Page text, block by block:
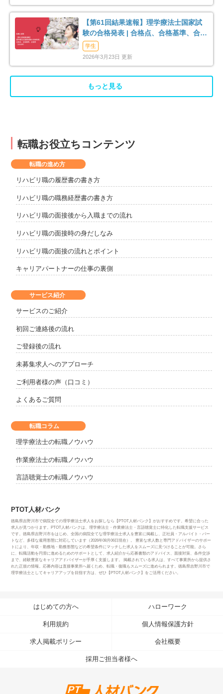
【第61回結果速報】理学療法士国家試
験の合格発表 | 合格点、合格基準、合格
率（2026年）
学生
2026年3月23日 更新
もっと見る
転職お役立ちコンテンツ
サービス紹介
サービスのご紹介
初回ご連絡後の流れ
ご登録後の流れ
未募集求人へのアプローチ
ご利用者様の声（口コミ）
よくあるご質問
転職の進め方
リハビリ職の履歴書の書き方
リハビリ職の職務経歴書の書き方
リハビリ職の面接後から入職までの流れ
リハビリ職の面接時の身だしなみ
リハビリ職の面接の流れとポイント
キャリアパートナーの仕事の裏側
転職コラム
理学療法士の転職ノウハウ
作業療法士の転職ノウハウ
言語聴覚士の転職ノウハウ
PTOT人材バンク
徳島県吉野川市で病院全ての理学療法士求人をお探しなら【PTOT人材バンク】がおすすめです。希望に合った
求人が見つかります。PTOT人材バンクは、理学療法士・作業療法士・言語聴覚士に特化した転職支援サービス
です。徳島県吉野川市をはじめ、全国の病院全てな理学療法士求人を豊富に掲載し、正社員・アルバイト・パー
トなど、多様な雇用形態に対応しています（2026年08月06日現在）。 豊富な求人数と専門アドバイザーのサポー
トにより、年収・勤務地・勤務形態などの希望条件にマッチした求人をスムーズに見つけることが可能。さら
に、転職活動を円滑に進めるためのサポートとして、求人紹介から応募書類のアドバイス、面接対策、条件交渉
まで、経験豊富なキャリアアドバイザーが手厚く支援します。 掲載されている求人は、すべて事業所から提供さ
れた正規の情報。応募内容は直接事業所へ届くため、転職・復職もスムーズに進められます。徳島県吉野川市で
理学療法士としてキャリアアップを目指す方は、ぜひ【PTOT人材バンク】をご活用ください。
はじめての方へ ハローワーク
利用規約 個人情報保護方針
求人掲載ポリシー 会社概要
採用ご担当者様へ